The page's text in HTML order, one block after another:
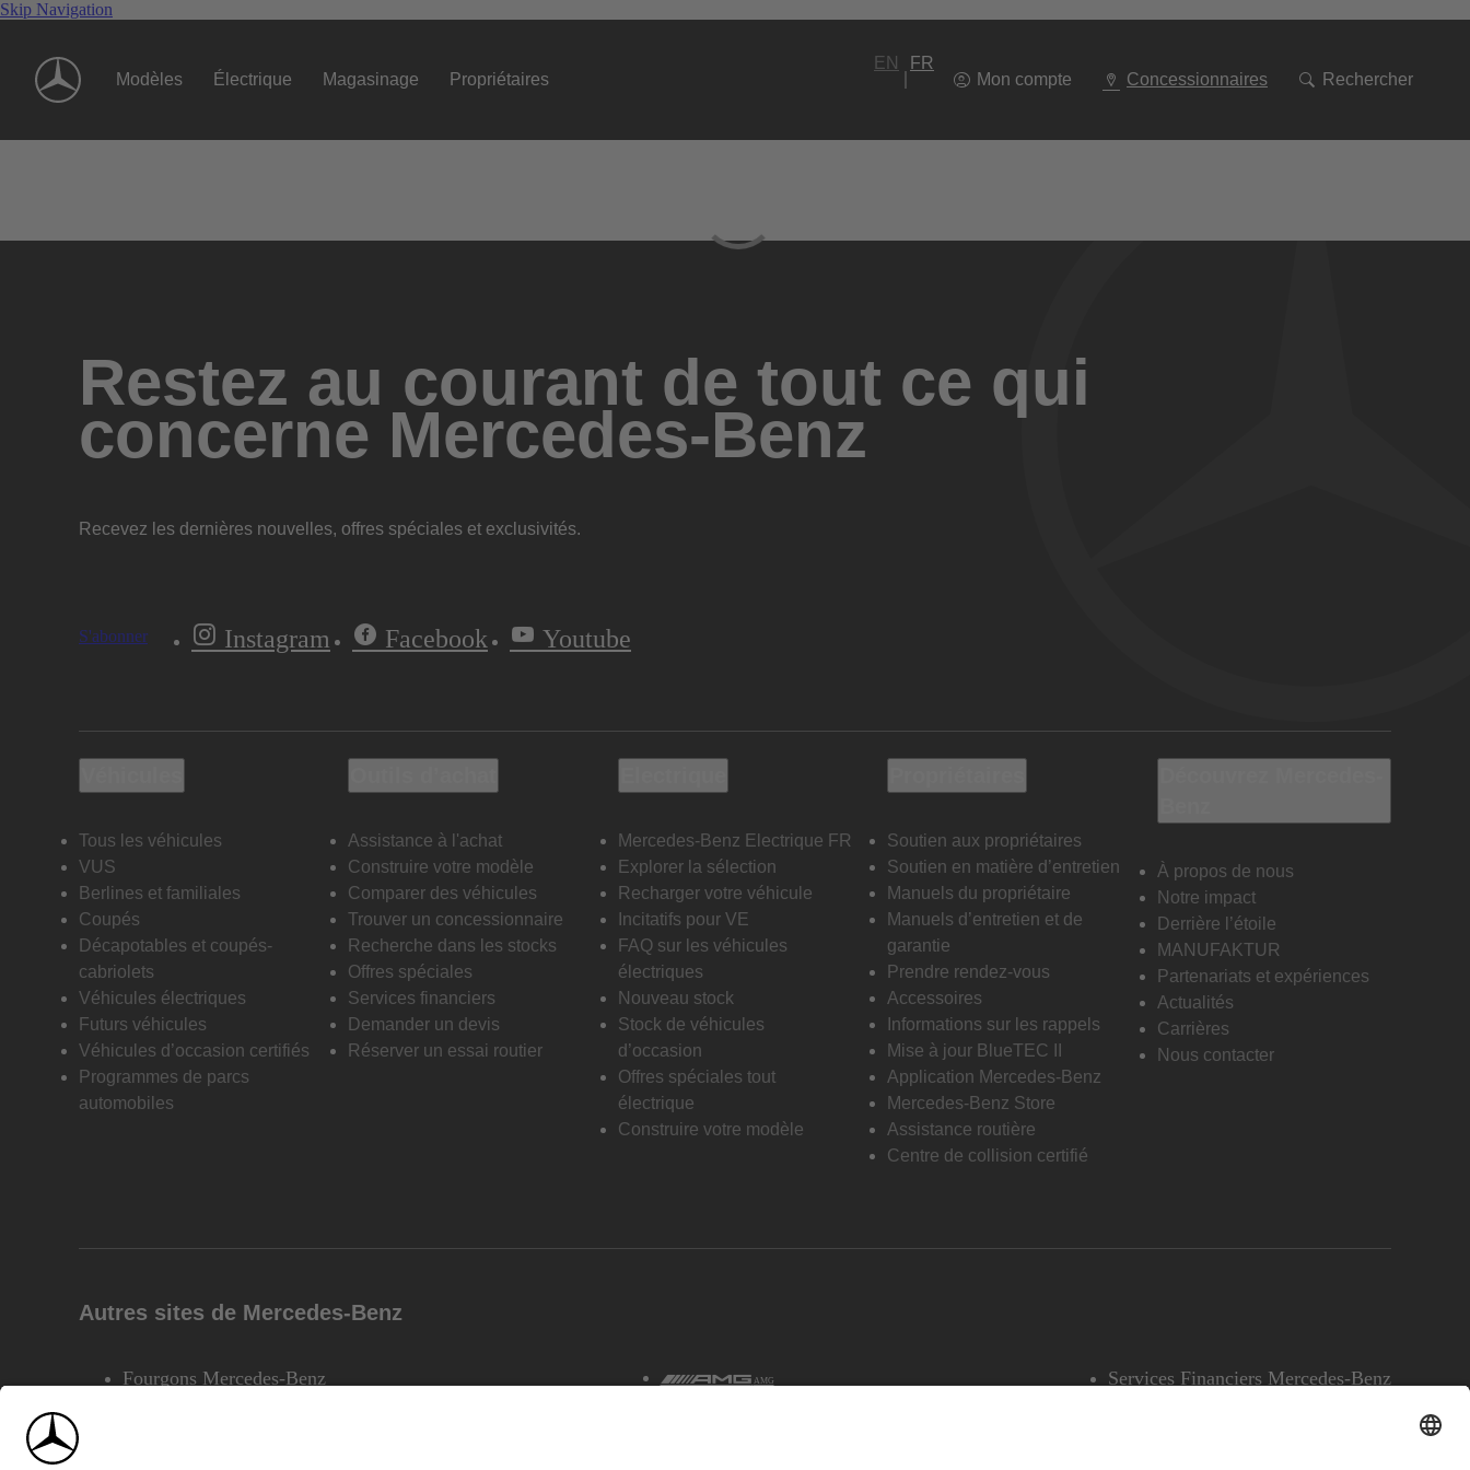
Skip Navigation
Modèles Électrique Magasinage Propriétaires
EN
FR
Mon compte
Concessionnaires Rechercher
Restez au courant de tout ce qui
concerne Mercedes-Benz
Recevez les dernières nouvelles, offres spéciales et exclusivités.
S'abonner Instagram Facebook Youtube
Tous les véhicules
VUS
Berlines et familiales
Coupés
Décapotables et coupés-
cabriolets
Véhicules électriques
Futurs véhicules
Véhicules d’occasion certifiés
Programmes de parcs
automobiles
Assistance à l'achat
Construire votre modèle
Comparer des véhicules
Trouver un concessionnaire
Recherche dans les stocks
Offres spéciales
Services financiers
Demander un devis
Réserver un essai routier
Mercedes-Benz Electrique FR
Explorer la sélection
Recharger votre véhicule
Incitatifs pour VE
FAQ sur les véhicules
électriques
Nouveau stock
Stock de véhicules
d’occasion
Offres spéciales tout
électrique
Construire votre modèle
Soutien aux propriétaires
Soutien en matière d’entretien
Manuels du propriétaire
Manuels d’entretien et de
garantie
Prendre rendez-vous
Accessoires
Informations sur les rappels
Mise à jour BlueTEC II
Application Mercedes-Benz
Mercedes-Benz Store
Assistance routière
Centre de collision certifié
À propos de nous
Notre impact
Derrière l’étoile
MANUFAKTUR
Partenariats et expériences
Actualités
Carrières
Nous contacter
Autres sites de Mercedes-Benz
Fourgons Mercedes-Benz AMG Services Financiers Mercedes-Benz